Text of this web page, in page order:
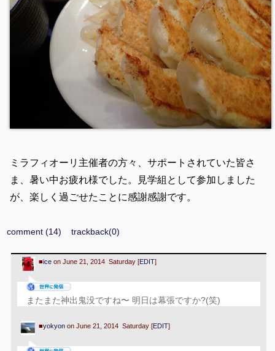
ミラフィオーリ主催者の方々、サポートされていた皆さ
ま、暑い中お疲れ様でした。見学組として参加しました
が、楽しく過ごせたことに感謝感謝です。
comment (14) trackback(0)
■iceon June 21, 2014 Saturday [EDIT]
またまた神出鬼没ですね〜 明日は幕張ですか?(笑)
■yokyonon June 21, 2014 Saturday [EDIT]